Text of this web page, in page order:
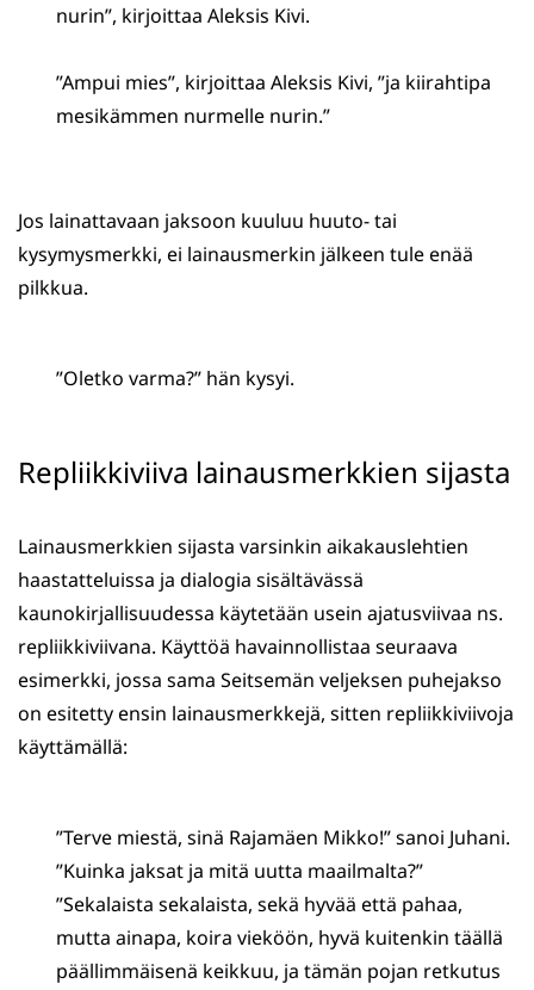
nurin”, kirjoittaa Aleksis Kivi.
”Ampui mies”, kirjoittaa Aleksis Kivi, ”ja kiirahtipa
mesikämmen nurmelle nurin.”
Jos lainattavaan jaksoon kuuluu huuto- tai
kysymysmerkki, ei lainausmerkin jälkeen tule enää
pilkkua.
”Oletko varma?” hän kysyi.
Repliikkiviiva lainausmerkkien sijasta
Lainausmerkkien sijasta varsinkin aikakauslehtien
haastatteluissa ja dialogia sisältävässä
kaunokirjallisuudessa käytetään usein ajatusviivaa ns.
repliikkiviivana. Käyttöä havainnollistaa seuraava
esimerkki, jossa sama Seitsemän veljeksen puhejakso
on esitetty ensin lainausmerkkejä, sitten repliikkiviivoja
käyttämällä:
”Terve miestä, sinä Rajamäen Mikko!” sanoi Juhani.
”Kuinka jaksat ja mitä uutta maailmalta?”
”Sekalaista sekalaista, sekä hyvää että pahaa,
mutta ainapa, koira vieköön, hyvä kuitenkin täällä
päällimmäisenä keikkuu, ja tämän pojan retkutus